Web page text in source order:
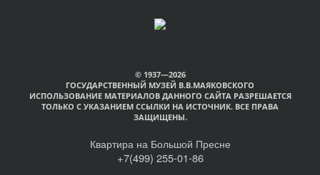
© 1937—2026
ГОСУДАРСТВЕННЫЙ МУЗЕЙ В.В.МАЯКОВСКОГО
ИСПОЛЬЗОВАНИЕ МАТЕРИАЛОВ ДАННОГО САЙТА РАЗРЕШАЕТСЯ
ТОЛЬКО С УКАЗАНИЕМ ССЫЛКИ НА ИСТОЧНИК. ВСЕ ПРАВА
ЗАЩИЩЕНЫ.
Квартира на Большой Пресне
+7(499) 255-01-86